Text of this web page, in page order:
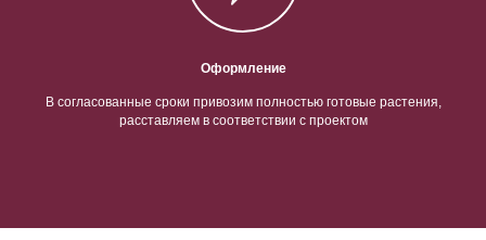
Оформление
В согласованные сроки привозим полностью готовые растения,
расставляем в соответствии с проектом